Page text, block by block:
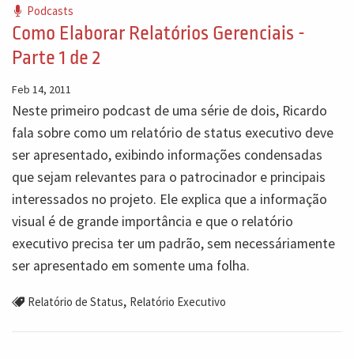
Podcasts
Como Elaborar Relatórios Gerenciais -
Parte 1 de 2
Feb 14, 2011
Neste primeiro podcast de uma série de dois, Ricardo
fala sobre como um relatório de status executivo deve
ser apresentado, exibindo informações condensadas
que sejam relevantes para o patrocinador e principais
interessados no projeto. Ele explica que a informação
visual é de grande importância e que o relatório
executivo precisa ter um padrão, sem necessáriamente
ser apresentado em somente uma folha.
Relatório de Status, Relatório Executivo